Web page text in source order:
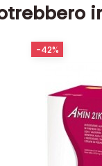
-42%